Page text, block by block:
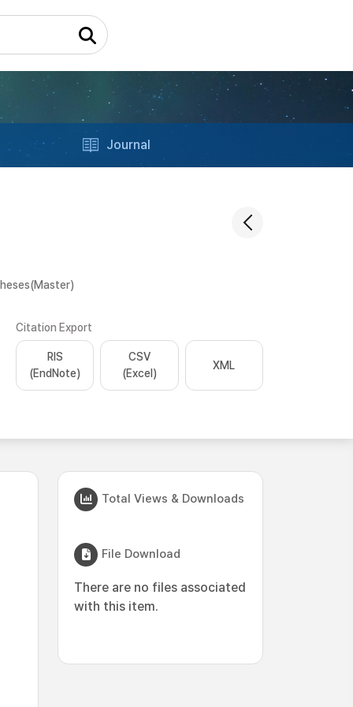
Journal
Citation Export
RIS
(EndNote)
CSV
(Excel)
XML
Total Views & Downloads
File Download
There are no files associated
with this item.